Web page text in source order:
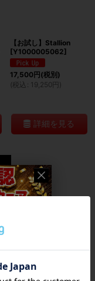
【お試し】Stallion
[Y1000005062]
17,500円 (税別)
(税込 : 19,250 円 )
詳細を見る